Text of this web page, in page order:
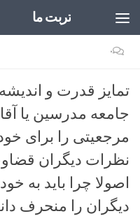
تربت ما
۰
تمایز قدرت و
جامعه مدرسین یا
مرجعیتی را برای
نظرات دیگران
اصولا چرا باید به
دیگران را منحرف